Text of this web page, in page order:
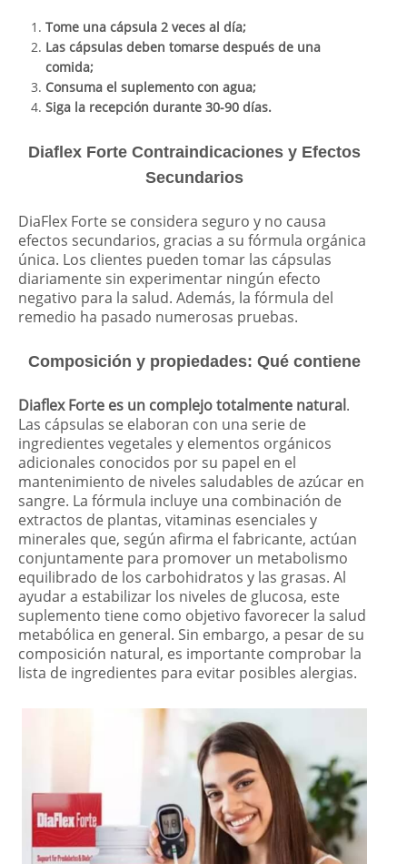
Tome una cápsula 2 veces al día;
Las cápsulas deben tomarse después de una
comida;
Consuma el suplemento con agua;
Siga la recepción durante 30-90 días.
Diaflex Forte Contraindicaciones y Efectos
Secundarios
DiaFlex Forte se considera seguro y no causa
efectos secundarios, gracias a su fórmula orgánica
única. Los clientes pueden tomar las cápsulas
diariamente sin experimentar ningún efecto
negativo para la salud. Además, la fórmula del
remedio ha pasado numerosas pruebas.
Composición y propiedades: Qué contiene
Diaflex Forte es un complejo totalmente natural.
Las cápsulas se elaboran con una serie de
ingredientes vegetales y elementos orgánicos
adicionales conocidos por su papel en el
mantenimiento de niveles saludables de azúcar en
sangre. La fórmula incluye una combinación de
extractos de plantas, vitaminas esenciales y
minerales que, según afirma el fabricante, actúan
conjuntamente para promover un metabolismo
equilibrado de los carbohidratos y las grasas. Al
ayudar a estabilizar los niveles de glucosa, este
suplemento tiene como objetivo favorecer la salud
metabólica en general. Sin embargo, a pesar de su
composición natural, es importante comprobar la
lista de ingredientes para evitar posibles alergias.